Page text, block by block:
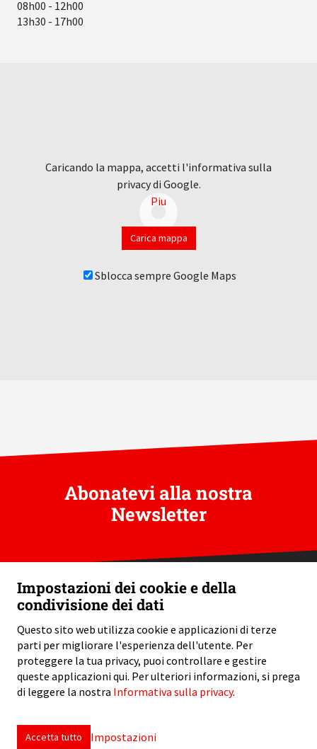
08h00 - 12h00
13h30 - 17h00
Caricando la mappa, accetti l'informativa sulla
privacy di Google.
Piu
Carica mappa
Sblocca sempre Google Maps
Abonatevi alla nostra
Newsletter
Swiss Helicopter Association / Telefono: +41 58 796 99 60 /
info
sha-swiss.ch
Impostazioni dei cookie
created by Internetgalerie AG
Impostazioni dei cookie e della
condivisione dei dati
Questo sito web utilizza cookie e applicazioni di terze
parti per migliorare l'esperienza dell'utente. Per
proteggere la tua privacy, puoi controllare e gestire
queste applicazioni qui. Per ulteriori informazioni, si prega
di leggere la nostra Informativa sulla privacy.
Accetta tutto Impostazioni